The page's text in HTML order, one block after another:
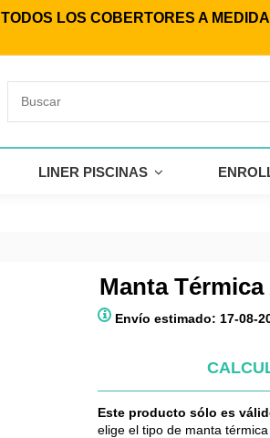
LOS COBERTORES A MEDIDA
LINER PISCINAS
Manta
Envío estimado: 17-08-
Este producto sólo es
elige el tipo de manta